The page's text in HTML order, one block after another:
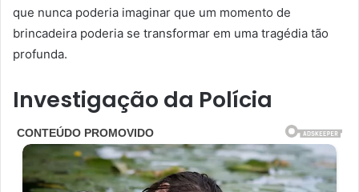
que nunca poderia imaginar que um momento de
brincadeira poderia se transformar em uma tragédia tão
profunda.
Investigação da Polícia